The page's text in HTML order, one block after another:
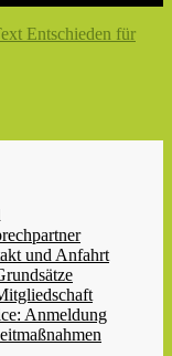
und Anfahrt
Anmeldung